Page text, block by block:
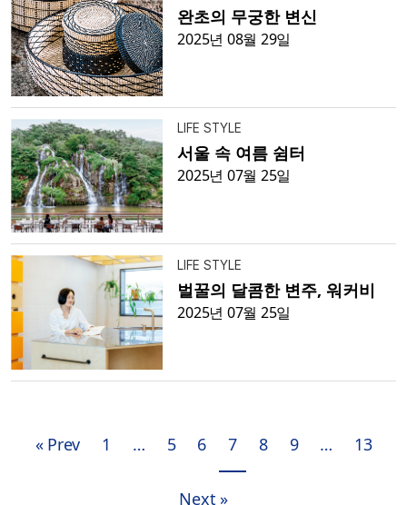
완초의 무궁한 변신
2025년 08월 29일
LIFE STYLE
서울 속 여름 쉼터
2025년 07월 25일
LIFE STYLE
벌꿀의 달콤한 변주, 워커비
2025년 07월 25일
« Prev 1 … 5 6 7 8 9 … 13
Next »